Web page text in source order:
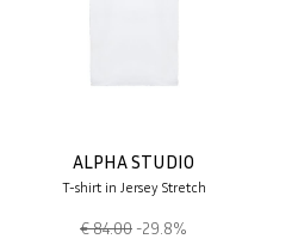
ALPHA STUDIO
T-shirt in Jersey Stretch
€ 84.00 -29.8%